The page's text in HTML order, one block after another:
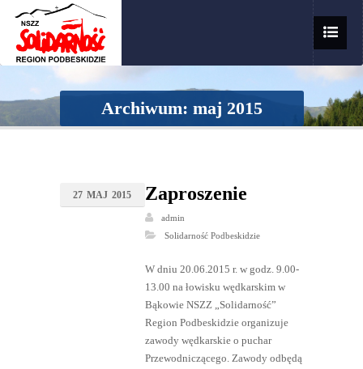
Archiwum: maj 2015
27 MAJ 2015 Zaproszenie
admin
Solidarność Podbeskidzie
W dniu 20.06.2015 r. w godz. 9.00-
13.00 na łowisku wędkarskim w
Bąkowie NSZZ „Solidarność”
Region Podbeskidzie organizuje
zawody wędkarskie o puchar
Przewodniczącego. Zawody odbędą